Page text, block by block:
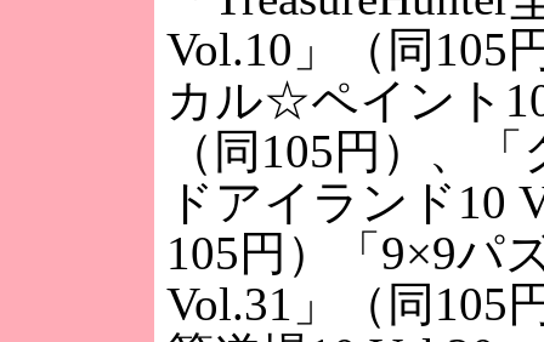
Vol.10」（同105
カル☆ペイント
（同105円）、
ドアイランド10
105円）「9×9パ
Vol.31」（同105